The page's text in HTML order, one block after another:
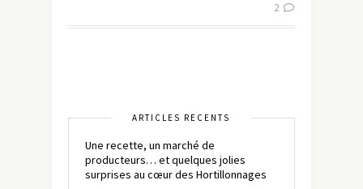
2
ARTICLES RÉCENTS
Une recette, un marché de
producteurs… et quelques jolies
surprises au cœur des Hortillonnages